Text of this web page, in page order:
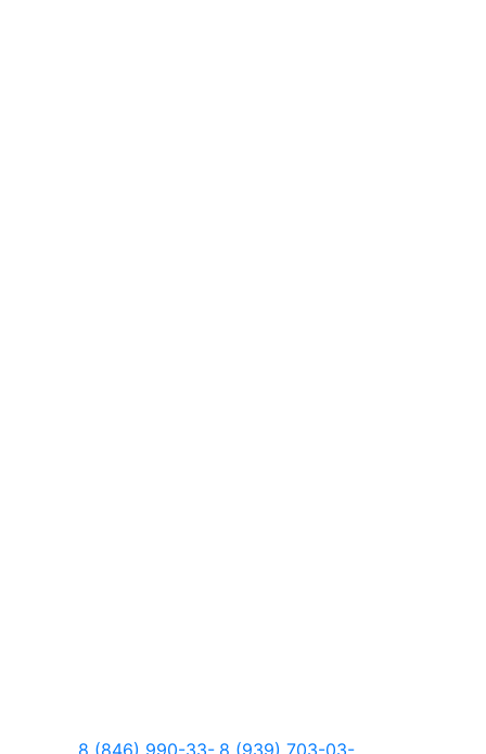
8 (846) 990-33- 8 (939) 703-03-